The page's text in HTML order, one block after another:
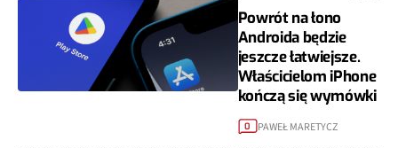
Powrót na łono
Androida będzie
jeszcze łatwiejsze.
Właścicielom iPhone
kończą się wymówki
0 PAWEŁ MARETYCZ